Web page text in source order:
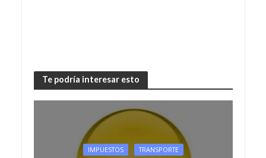
Te podría interesar esto
IMPUESTOS TRANSPORTE